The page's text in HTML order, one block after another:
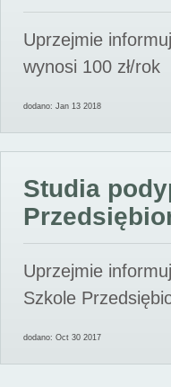
Uprzejmie
wynosi 100 zł/rok
dodano: Jan 13 2018
Studia
Uprzejmie
Szkole
dodano: Oct 30 2017